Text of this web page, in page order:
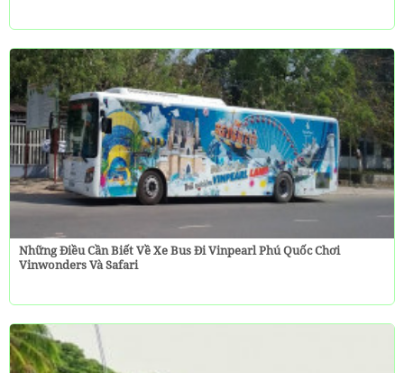
Những Điều Cần Biết Về Xe Bus Đi Vinpearl Phú Quốc Chơi
Vinwonders Và Safari